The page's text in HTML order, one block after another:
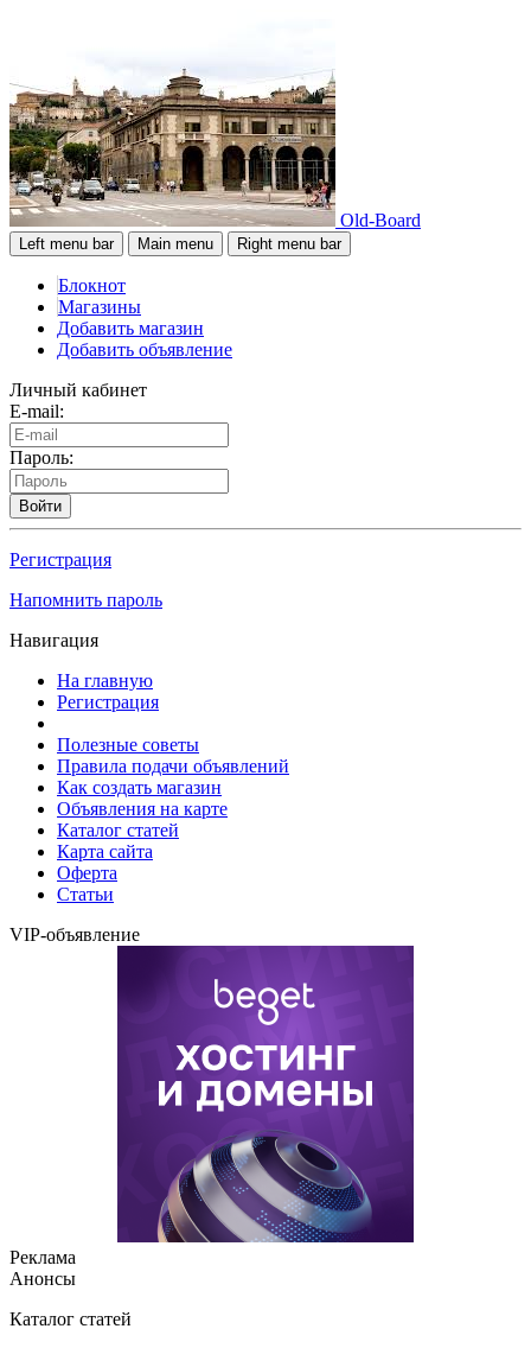
Old-Board
Left menu bar Main menu Right menu bar
Блокнот
Магазины
Добавить магазин
Добавить объявление
Личный кабинет
E-mail:
Пароль:
Войти
Регистрация
Напомнить пароль
Навигация
На главную
Регистрация
Полезные советы
Правила подачи объявлений
Как создать магазин
Объявления на карте
Каталог статей
Карта сайта
Оферта
Статьи
VIP-объявление
Реклама
Анонсы
Каталог статей